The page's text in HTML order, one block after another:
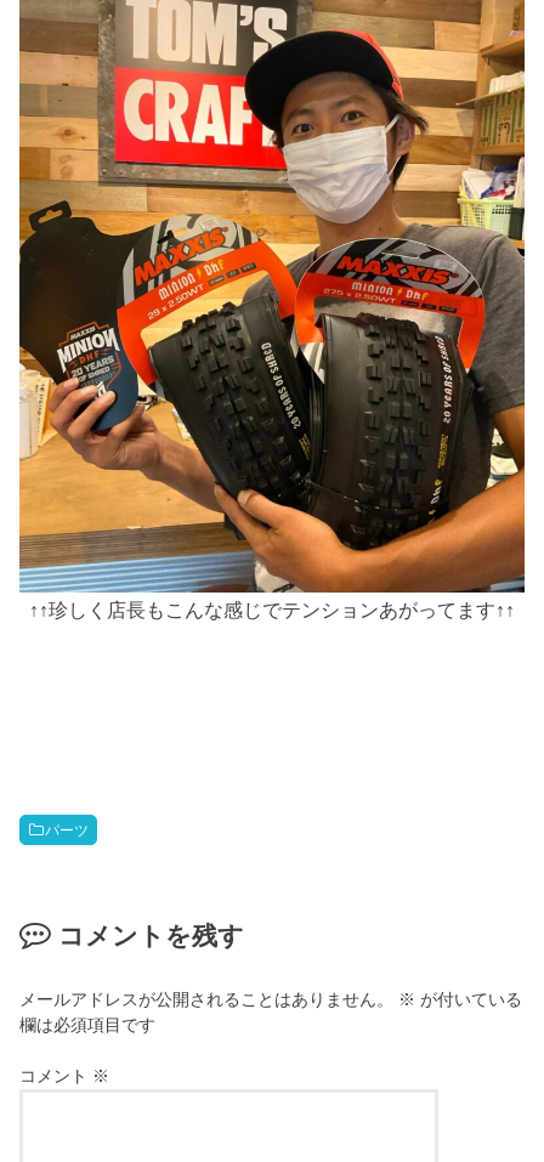
↑↑珍しく店長もこんな感じでテンションあがってます↑↑
パーツ
コメントを残す
メールアドレスが公開されることはありません。 ※ が付いている
欄は必須項目です
コメント ※